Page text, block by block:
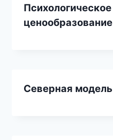
Психологическое
ценообразование
Северная модель